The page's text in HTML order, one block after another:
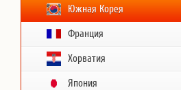
Южная Корея
Франция
Хорватия
Япония